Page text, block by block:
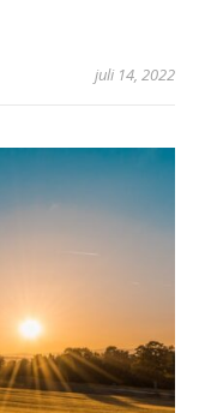
juli 14, 2022